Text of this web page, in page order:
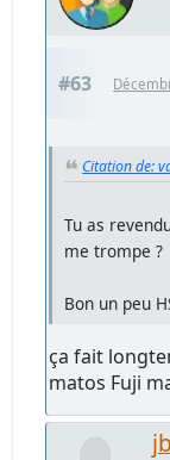
#63
Citation de:
Tu as
me trompe ?
Bon un peu
ça fait
matos Fuji